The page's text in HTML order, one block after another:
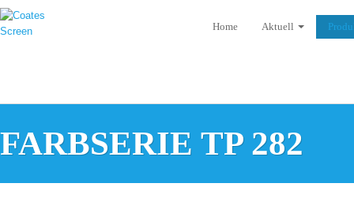
Home Aktuell
FARBSERIE TP 282